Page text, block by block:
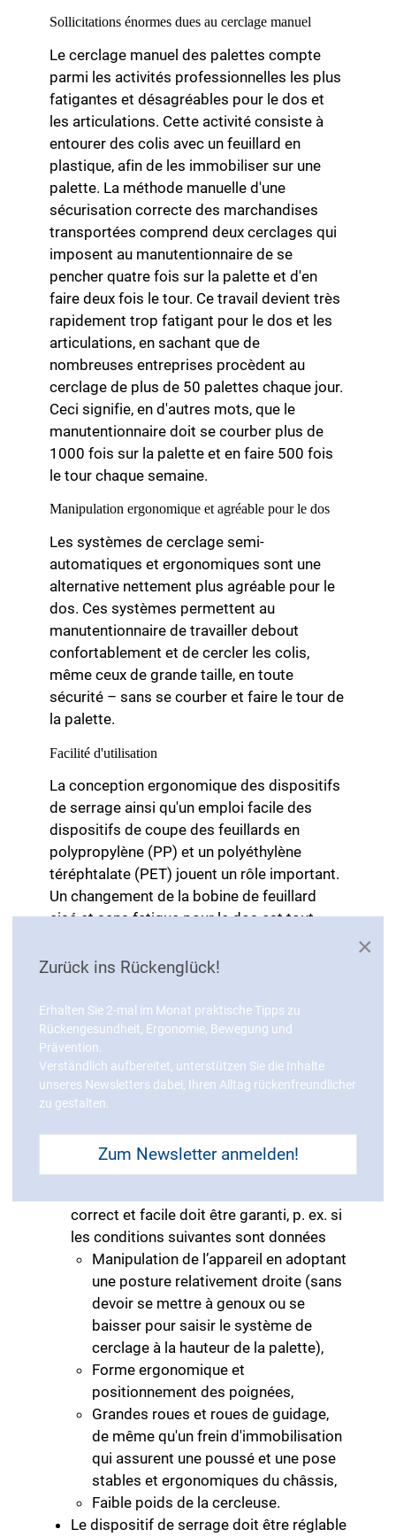
Sollicitations énormes dues au cerclage manuel
Le cerclage manuel des palettes compte
parmi les activités professionnelles les plus
fatigantes et désagréables pour le dos et
les articulations. Cette activité consiste à
entourer des colis avec un feuillard en
plastique, afin de les immobiliser sur une
palette. La méthode manuelle d'une
sécurisation correcte des marchandises
transportées comprend deux cerclages qui
imposent au manutentionnaire de se
pencher quatre fois sur la palette et d'en
faire deux fois le tour. Ce travail devient très
rapidement trop fatigant pour le dos et les
articulations, en sachant que de
nombreuses entreprises procèdent au
cerclage de plus de 50 palettes chaque jour.
Ceci signifie, en d'autres mots, que le
manutentionnaire doit se courber plus de
1000 fois sur la palette et en faire 500 fois
le tour chaque semaine.
Manipulation ergonomique et agréable pour le dos
Les systèmes de cerclage semi-
automatiques et ergonomiques sont une
alternative nettement plus agréable pour le
dos. Ces systèmes permettent au
manutentionnaire de travailler debout
confortablement et de cercler les colis,
même ceux de grande taille, en toute
sécurité – sans se courber et faire le tour de
la palette.
Facilité d'utilisation
La conception ergonomique des dispositifs
de serrage ainsi qu'un emploi facile des
dispositifs de coupe des feuillards en
polypropylène (PP) et un polyéthylène
téréphtalate (PET) jouent un rôle important.
Un changement de la bobine de feuillard
aisé et sans fatigue pour le dos est tout
Toujours est-il que tous les éléments de
correctement. Il peut s'avérer utile, en
fonction du domaine d'application, d'utiliser
une cercleuse équipée d'un module mobile
surhaussé pour palettes d'une hauteur de
jusqu'à trois mètres.
Résumé
correct et facile doit être garanti, p. ex. si
les conditions suivantes sont données
Manipulation de l’appareil en adoptant
une posture relativement droite (sans
devoir se mettre à genoux ou se
baisser pour saisir le système de
cerclage à la hauteur de la palette),
Forme ergonomique et
positionnement des poignées,
Grandes roues et roues de guidage,
de même qu'un frein d'immobilisation
qui assurent une poussé et une pose
stables et ergonomiques du châssis,
Faible poids de la cercleuse.
Le dispositif de serrage doit être réglable
×
Zurück ins Rückenglück!
Erhalten Sie 2-mal im Monat praktische Tipps zu
Rückengesundheit, Ergonomie, Bewegung und
Prävention.
Verständlich aufbereitet, unterstützen Sie die Inhalte
unseres Newsletters dabei, Ihren Alltag rückenfreundlicher
zu gestalten.
Zum Newsletter anmelden!